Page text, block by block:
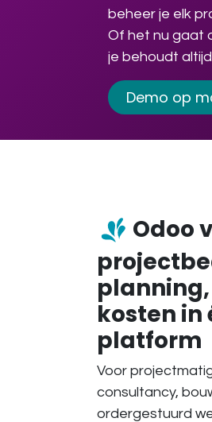
beheer je elk
Of het nu gaat
je behoudt
Demo op
Odoo
kosten in
platform
Voor
consultancy,
ordergestuurd